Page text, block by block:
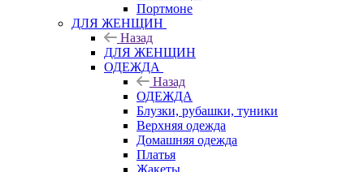
Портмоне
ДЛЯ ЖЕНЩИН
Назад
ДЛЯ ЖЕНЩИН
ОДЕЖДА
Назад
ОДЕЖДА
Блузки, рубашки, туники
Верхняя одежда
Домашняя одежда
Платья
Жакеты